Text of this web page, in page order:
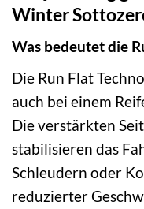
Winter
Was bedeutet die
Die Run Flat
auch bei einem
Die verstärkten
stabilisieren das
Schleudern oder
reduzierter